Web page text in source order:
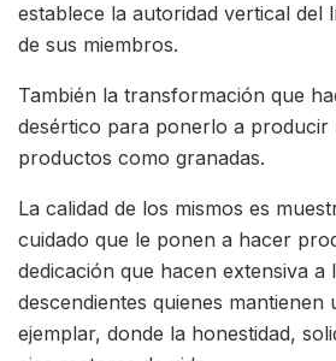
establece la autoridad vertical del
de sus miembros.
También la transformación que
desértico para ponerlo a producir
productos como granadas.
La calidad de los mismos es
cuidado que le ponen a hacer
dedicación que hacen extensiva a
descendientes quienes
ejemplar, donde la honestidad,